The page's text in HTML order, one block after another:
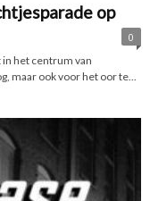
op
0
het centrum van
maar ook voor het oor te...